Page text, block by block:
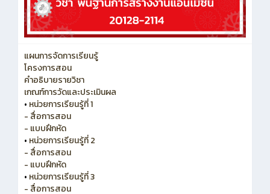
แผนการจัดการเรียนรู้
โครงการสอน
คำอธิบายรายวิชา
เกณฑ์การวัดและประเมินผล
• หน่วยการเรียนรู้ที่ 1
- สื่อการสอน
- แบบฝึกหัด
• หน่วยการเรียนรู้ที่ 2
- สื่อการสอน
- แบบฝึกหัด
• หน่วยการเรียนรู้ที่ 3
- สื่อการสอน